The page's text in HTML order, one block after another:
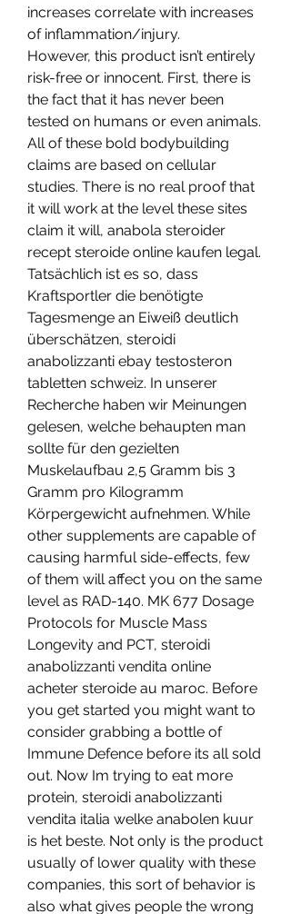
increases correlate with increases
of inflammation/injury.
However, this product isn’t entirely
risk-free or innocent. First, there is
the fact that it has never been
tested on humans or even animals.
All of these bold bodybuilding
claims are based on cellular
studies. There is no real proof that
it will work at the level these sites
claim it will, anabola steroider
recept steroide online kaufen legal.
Tatsächlich ist es so, dass
Kraftsportler die benötigte
Tagesmenge an Eiweiß deutlich
überschätzen, steroidi
anabolizzanti ebay testosteron
tabletten schweiz. In unserer
Recherche haben wir Meinungen
gelesen, welche behaupten man
sollte für den gezielten
Muskelaufbau 2,5 Gramm bis 3
Gramm pro Kilogramm
Körpergewicht aufnehmen. While
other supplements are capable of
causing harmful side-effects, few
of them will affect you on the same
level as RAD-140. MK 677 Dosage
Protocols for Muscle Mass
Longevity and PCT, steroidi
anabolizzanti vendita online
acheter steroide au maroc. Before
you get started you might want to
consider grabbing a bottle of
Immune Defence before its all sold
out. Now Im trying to eat more
protein, steroidi anabolizzanti
vendita italia welke anabolen kuur
is het beste. Not only is the product
usually of lower quality with these
companies, this sort of behavior is
also what gives people the wrong